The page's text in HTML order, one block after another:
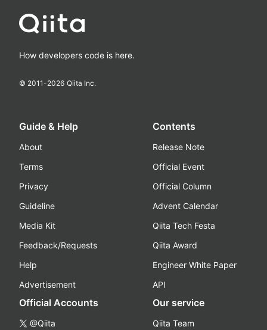
How developers code is here.
© 2011-2026 Qiita Inc.
Guide & Help
About
Terms
Privacy
Guideline
Media Kit
Feedback/Requests
Help
Advertisement
Contents
Release Note
Official Event
Official Column
Advent Calendar
Qiita Tech Festa
Qiita Award
Engineer White Paper
API
Official Accounts
@Qiita
Our service
Qiita Team